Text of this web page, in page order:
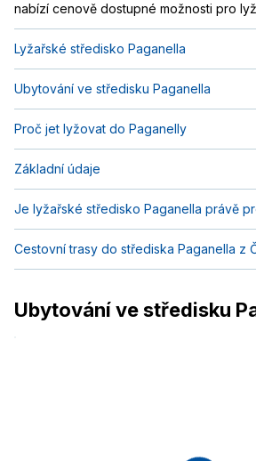
nabízí cenově dostupné možnosti pro
Lyžařské středisko Paganella
Ubytování ve středisku Paganella
Proč jet lyžovat do Paganelly
Základní údaje
Je lyžařské středisko Paganella právě
Cestovní trasy do střediska Paganella z
Ubytování ve středisku